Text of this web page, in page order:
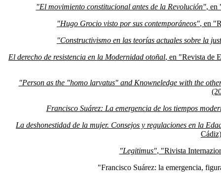
"El movimiento constitucional antes de la Revolución", en
"Hugo Grocio visto por sus contemporáneos", en
"Constructivismo en las teorías actuales sobre la
El derecho de resistencia en la Modernidad otoñal, en "Revista de
"Person as the "homo larvatus" and Knowneledge with the
Francisco Suárez: La emergencia de los tiempos
La deshonestidad de la mujer. Consejos y regulaciones en la
"Legitimus", "Rivista
"Francisco Suárez: la emergencia,